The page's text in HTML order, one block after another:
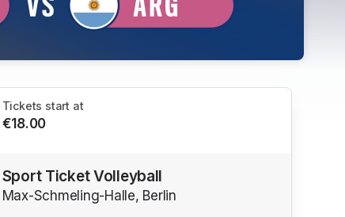
Tickets start at
€18.00
Sport Ticket Volleyball
Max-Schmeling-Halle, Berlin